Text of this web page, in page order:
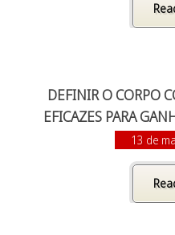
DEFINIR O CORPO
EFICAZES PARA
13 de